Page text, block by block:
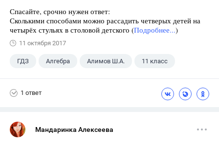
Спасайте, срочно нужен ответ:
Сколькими способами можно рассадить четверых детей на
четырёх стульях в столовой детского (Подробнее...)
11 октября 2017
ГДЗ Алгебра Алимов Ш.А. 11 класс
1 ответ
Мандаринка Алексеева